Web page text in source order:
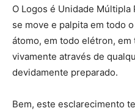
O Logos é Unidade
se move e palpita em todo
átomo, em todo elétron,
vivamente através de
devidamente preparado.
Bem, este esclarecimento